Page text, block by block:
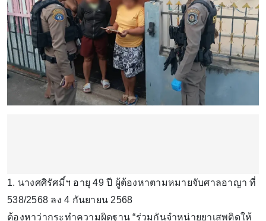
1. นางศศิรัศมิ์ฯ อายุ 49 ปี ผู้ต้องหาตามหมายจับศาลอาญา ที่
538/2568 ลง 4 กันยายน 2568
ต้องหาว่ากระทำความผิดฐาน “ร่วมกันจำหน่ายยาเสพติดให้